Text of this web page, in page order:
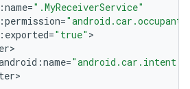
:name=".MyReceiverService"
:permission=
: exported="true"
:name=
>